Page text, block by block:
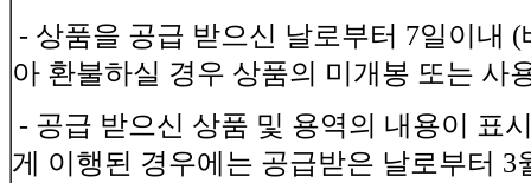
- 상품을 공급 받으신 날로부터 7일이내
아 환불하실 경우 상품의 미개봉 또는 사
- 공급 받으신 상품 및 용역의 내용이 표
게 이행된 경우에는 공급받은 날로부터 3